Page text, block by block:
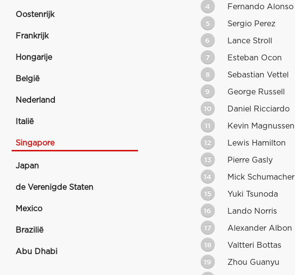
Oostenrijk
Frankrijk
Hongarije
België
Nederland
Italië
Singapore
Japan
de Verenigde Staten
Mexico
Brazilië
Abu Dhabi
4 Fernando Alonso
5 Sergio Perez
6 Lance Stroll
7 Esteban Ocon
8 Sebastian Vettel
9 George Russell
10 Daniel Ricciardo
11 Kevin Magnussen
12 Lewis Hamilton
13 Pierre Gasly
14 Mick Schumacher
15 Yuki Tsunoda
16 Lando Norris
17 Alexander Albon
18 Valtteri Bottas
19 Zhou Guanyu